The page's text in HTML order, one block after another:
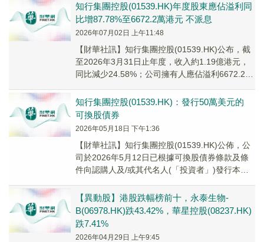
知行集團控股(01539.HK)年度股東應佔溢利同
比增87.78%至6672.2萬港元 不派息
2026年07月02日 上午11:48
​【財華社訊】知行集團控股(01539.HK)公布，截
至2026年3月31日止年度，收入約1.19億港元，
同比減少24.58%；公司擁有人應佔溢利6672.2萬
知行集團控股(01539.HK)：發行50萬美元的
可換股債券
2026年05月18日 下午1:36
​【財華社訊】知行集團控股(01539.HK)公佈，公
司於2026年5月12日已根據可換股債券條款及條
件向認購人及/或其代名人(「投資者」)發行本金
【異動股】港股跌幅榜前十，永泰生物-
B(06978.HK)跌43.42%，華星控股(08237.HK)
跌7.41%
2026年04月29日 上午9:45